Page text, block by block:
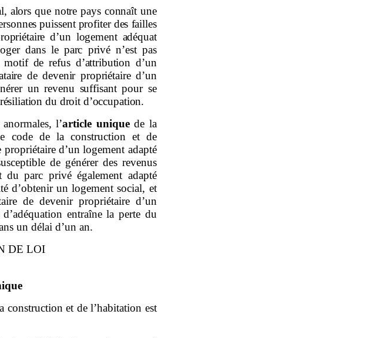
alors que notre pays connaît une
puissent profiter des failles
d’un logement adéquat
dans le parc privé n’est pas
motif de refus d’attribution d’un
de devenir propriétaire d’un
un revenu suffisant pour se
du droit d’occupation.
l’article uniquede la
code de la construction et de
d’un logement adapté
de générer des revenus
parc privé également adapté
d’obtenir un logement social, et
de devenir propriétaire d’un
entraîne la perte du
un délai d’un an.
DE LOI
et de l’habitation est